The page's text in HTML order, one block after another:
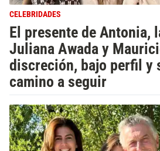
CELEBRIDADES
El presente de Antonia,
Juliana Awada y
discreción, bajo perfil y
camino a seguir